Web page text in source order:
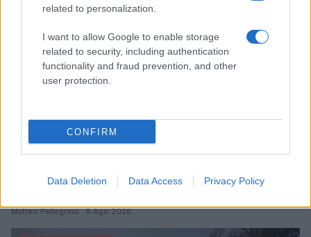
related to personalization.
I want to allow Google to enable storage
related to security, including authentication
functionality and fraud prevention, and other
user protection.
CONFIRM
Data Deletion Data Access Privacy Policy
ICA Milano presenta mostre, concerti e letture per
Matteo Pellegrino · 6 Ago 2026